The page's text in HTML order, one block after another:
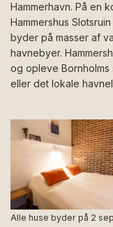
Hammerhavn. På en
Hammershus
byder på masser af
havnebyer.
og opleve
eller det lokale
Alle huse byder på 2